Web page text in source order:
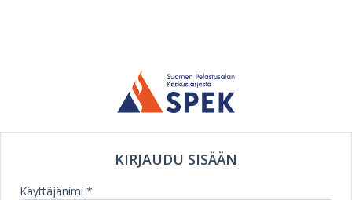
KIRJAUDU SISÄÄN
Käyttäjänimi *